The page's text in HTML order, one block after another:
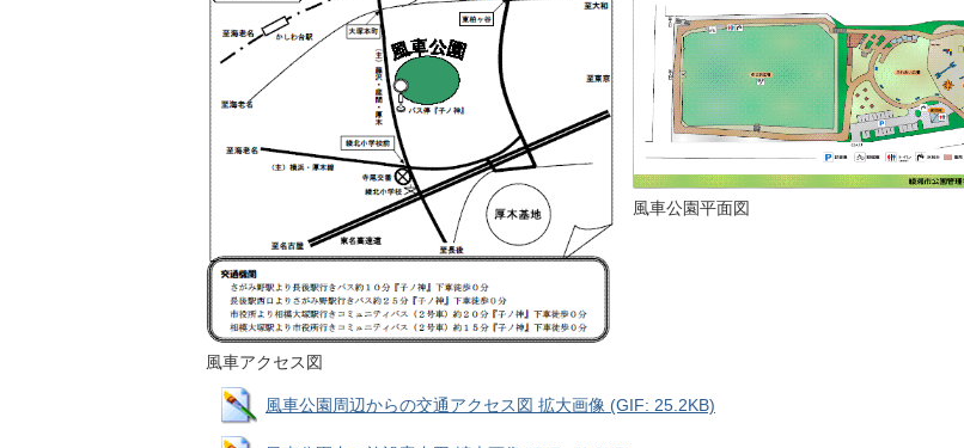
風車アクセス図
風車公園平面図
風車公園周辺からの交通アクセス図 拡大画像 (GIF: 25.2KB)